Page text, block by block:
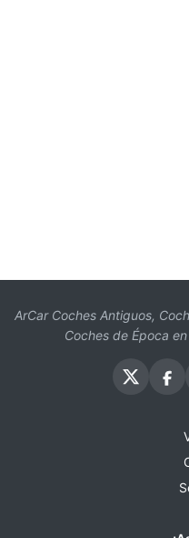
ArCar Coches Antiguos,
Coches de Época